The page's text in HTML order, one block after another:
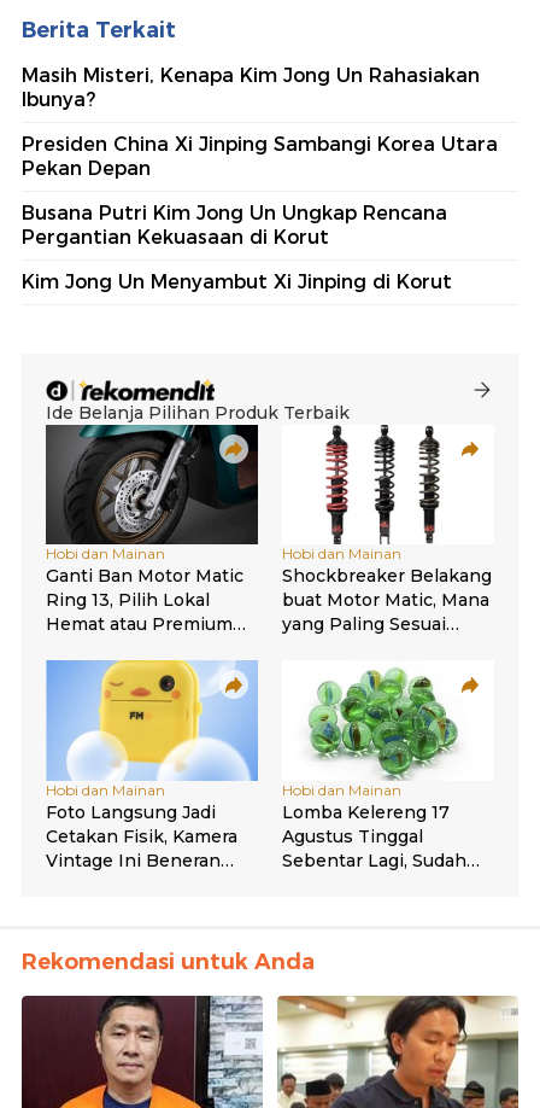
Berita Terkait
Masih Misteri, Kenapa Kim Jong Un Rahasiakan
Ibunya?
Presiden China Xi Jinping Sambangi Korea Utara
Pekan Depan
Busana Putri Kim Jong Un Ungkap Rencana
Pergantian Kekuasaan di Korut
Kim Jong Un Menyambut Xi Jinping di Korut
Rekomendasi untuk Anda